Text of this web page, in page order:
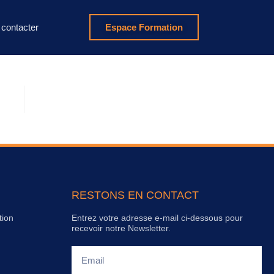
Espace Formation
RESTONS EN CONTACT
Entrez votre adresse e-mail ci-dessous pour
recevoir notre Newsletter.